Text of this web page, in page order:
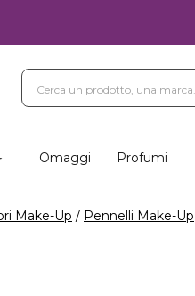
Omaggi Profumi
Make-Up Pennelli Make-Up